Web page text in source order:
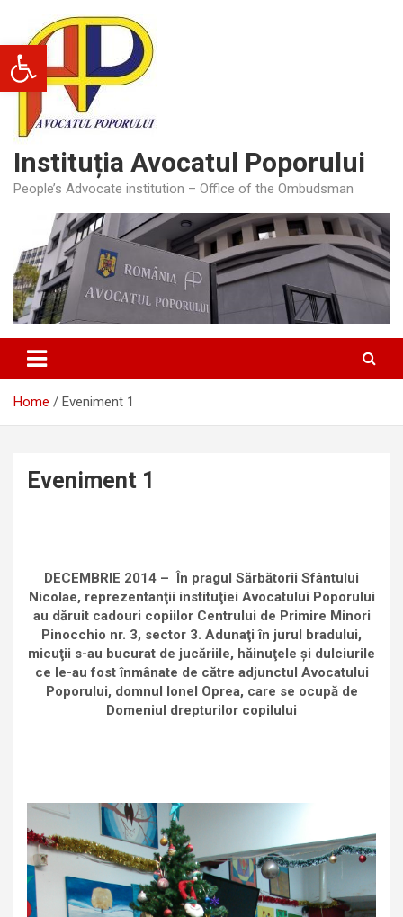
Deschide bara de unelte
content
Instituția Avocatul Poporului
People’s Advocate institution – Office of the Ombudsman
Home Eveniment 1
Eveniment 1
DECEMBRIE 2014 –În pragul Sărbătorii Sfântului
Nicolae, reprezentanţii instituţiei Avocatului Poporului
au dăruit cadouri copiilor Centrului de Primire Minori
Pinocchio nr. 3, sector 3. Adunaţi în jurul bradului,
micuţii s-au bucurat de jucăriile, hăinuţele şi dulciurile
ce le-au fost înmânate de către adjunctul Avocatului
Poporului, domnul Ionel Oprea, care se ocupă de
Domeniul drepturilor copilului